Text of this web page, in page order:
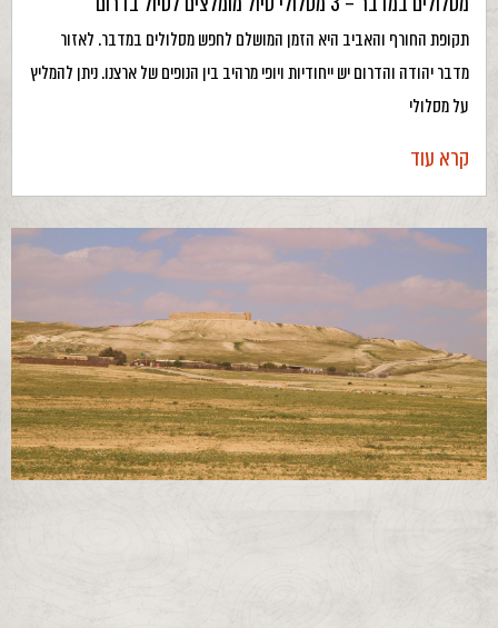
תקופת החורף והאביב היא הזמן המושלם לחפש מסלולים במדבר. לאזור
מדבר יהודה והדרום יש ייחודיות ויופי מרהיב בין הנופים של ארצנו. ניתן להמליץ
על מסלולי
קרא עוד